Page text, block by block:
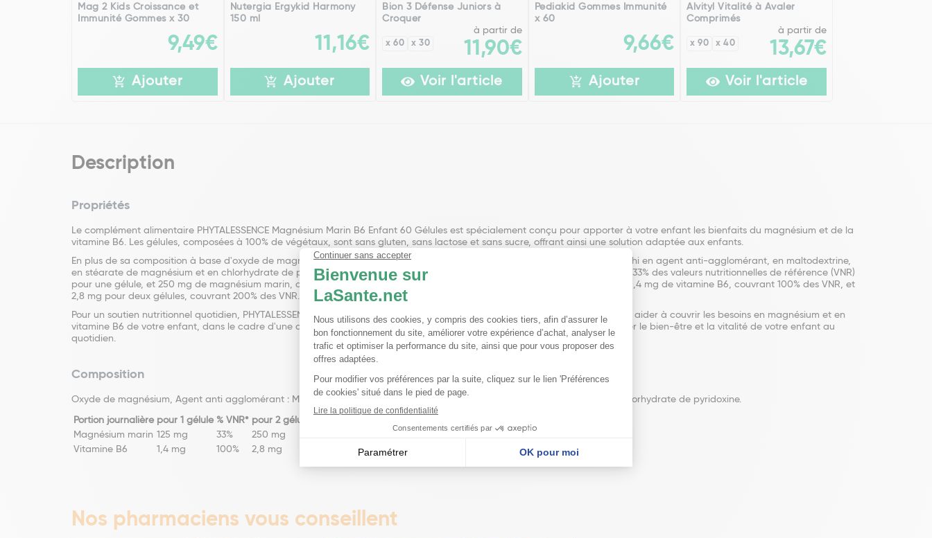
Mag 2 Kids Croissance et
Immunité Gommes x 30
9,49€
Ajouter
Nutergia Ergykid Harmony
150 ml
11,16€
Ajouter
Bion 3 Défense Juniors à
Croquer
x 60 x 30
à partir de
11,90€
Voir l'article
Pediakid Gommes Immunité
x 60
9,66€
Ajouter
Alvityl Vitalité à Avaler
Comprimés
x 90 x 40
à partir de
13,67€
Voir l'article
Description
Propriétés
Le complément alimentaire PHYTALESSENCE Magnésium Marin B6 Enfant 60 Gélules est spécialement conçu pour apporter à votre enfant les bienfaits du magnésium et de la
vitamine B6. Les gélules, composées à 100% de végétaux, sont sans gluten, sans lactose et sans sucre, offrant ainsi une solution adaptée aux enfants.
En plus de sa composition à base d'oxyde de magnésium et de vitamine B6, ce complément alimentaire est également enrichi en agent anti-agglomérant, en maltodextrine,
en stéarate de magnésium et en chlorhydrate de pyridoxine. Chaque gélule apporte 125 mg de magnésium marin, couvrant 33% des valeurs nutritionnelles de référence (VNR)
pour une gélule, et 250 mg de magnésium marin, couvrant 66% des VNR pour deux gélules. De plus, chaque gélule contient 1,4 mg de vitamine B6, couvrant 100% des VNR, et
2,8 mg pour deux gélules, couvrant 200% des VNR.
Pour un soutien nutritionnel quotidien, PHYTALESSENCE Magnésium Marin B6 Enfant 60 Gélules offre une option pratique pour aider à couvrir les besoins en magnésium et en
vitamine B6 de votre enfant, dans le cadre d'une alimentation équilibrée. Ce produit peut être un allié précieux pour favoriser le bien-être et la vitalité de votre enfant au
quotidien.
Composition
Oxyde de magnésium, Agent anti agglomérant : Maltodextrine, Stéarate de magnésium, Gélule végétale (Hypromellose), Chlorhydrate de pyridoxine.
Portion journalière pour 1 gélule % VNR* pour 2 gélules
Magnésium marin 125 mg 33% 250 mg
Vitamine B6
1,4 mg 100% 2,8 mg
Nos pharmaciens vous conseillent